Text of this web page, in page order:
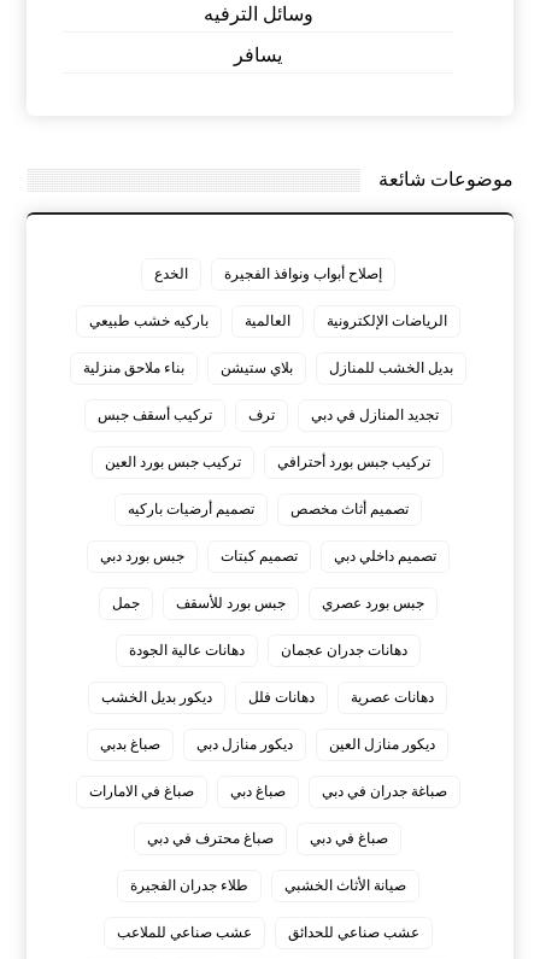
وسائل الترفيه
يسافر
موضوعات شائعة
إصلاح أبواب ونوافذ الفجيرة الخدع
الرياضات الإلكترونية العالمية باركيه خشب طبيعي
بديل الخشب للمنازل بلاي ستيشن بناء ملاحق منزلية
تجديد المنازل في دبي ترف تركيب أسقف جبس
تركيب جبس بورد أحترافي تركيب جبس بورد العين
تصميم أثاث مخصص تصميم أرضيات باركيه
تصميم داخلي دبي تصميم كبتات جبس بورد دبي
جبس بورد عصري جبس بورد للأسقف جمل
دهانات جدران عجمان دهانات عالية الجودة
دهانات عصرية دهانات فلل ديكور بديل الخشب
ديكور منازل العين ديكور منازل دبي صباغ بدبي
صباغة جدران في دبي صباغ دبي صباغ في الامارات
صباغ في دبي صباغ محترف في دبي
صيانة الأثاث الخشبي طلاء جدران الفجيرة
عشب صناعي للحدائق عشب صناعي للملاعب